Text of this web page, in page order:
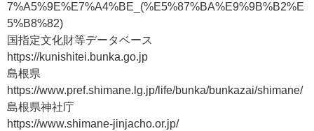
7%A5%9E%E7%A4%BE_(%E5%87%BA%E9%9B%B2%E
5%B8%82)
国指定文化財等データベース
https://kunishitei.bunka.go.jp
島根県
https://www.pref.shimane.lg.jp/life/bunka/bunkazai/shimane/
島根県神社庁
https://www.shimane-jinjacho.or.jp/